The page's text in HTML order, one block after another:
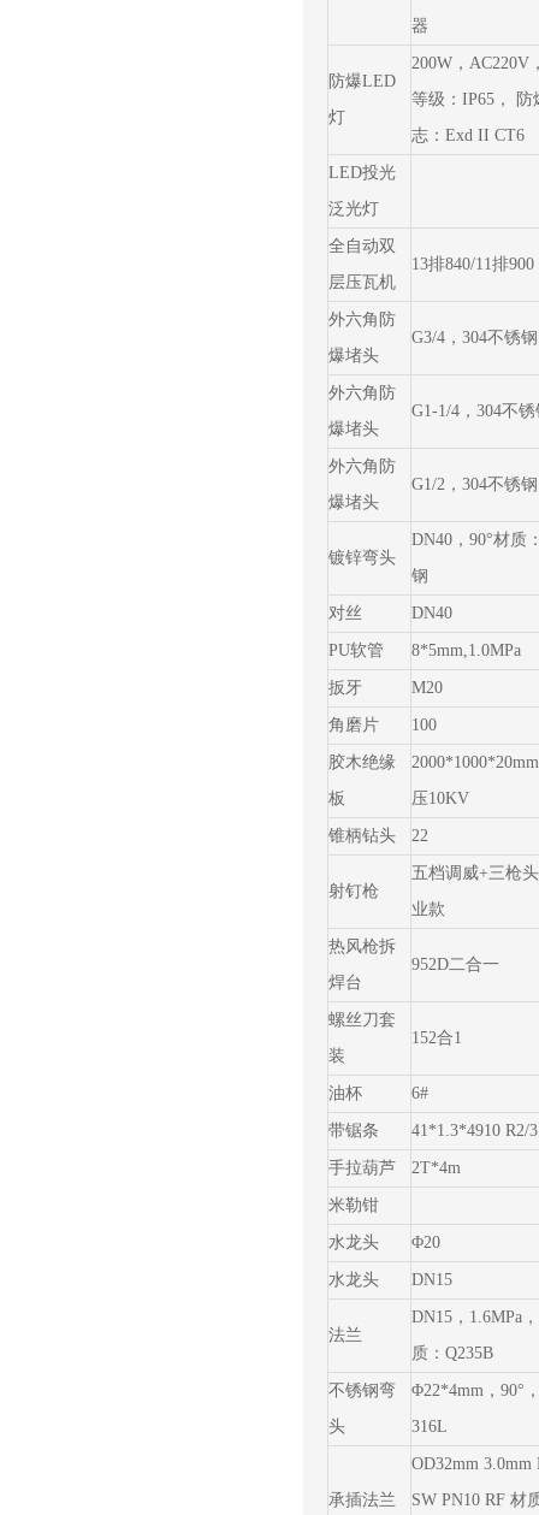
器
防爆LED
灯
200W，AC220V
等级：IP65， 防
志：Exd II CT6
LED投光
泛光灯
全自动双
层压瓦机
13排840/11排900
外六角防
爆堵头
G3/4，304不锈钢
外六角防
爆堵头
G1-1/4，304不锈
外六角防
爆堵头
G1/2，304不锈钢
镀锌弯头
DN40，90°材质
钢
对丝 DN40
PU软管 8*5mm,1.0MPa
扳牙 M20
角磨片 100
胶木绝缘
板
压10KV
锥柄钻头 22
射钉枪
五档调威+三枪
业款
热风枪拆
焊台
952D二合一
螺丝刀套
装
152合1
油杯 6#
带锯条 41*1.3*4910 R2/3
手拉葫芦 2T*4m
米勒钳
水龙头 Φ20
水龙头 DN15
法兰
DN15，1.6MPa
质：Q235B
不锈钢弯
头
Φ22*4mm，90°
316L
承插法兰
OD32mm 3.0mm
SW PN10 RF 材